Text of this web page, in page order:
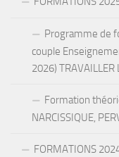
Programme de
couple
2026) TRAVAILLER
Formation
NARCISSIQUE,
FORMATIONS